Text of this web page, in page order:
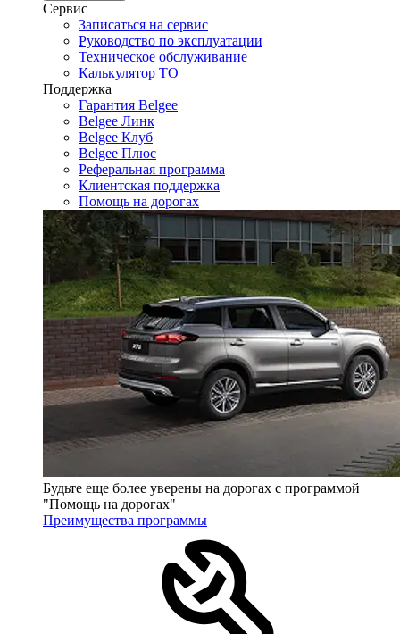
Сервис
Записаться на сервис
Руководство по эксплуатации
Техническое обслуживание
Калькулятор ТО
Поддержка
Гарантия Belgee
Belgee Линк
Belgee Клуб
Belgee Плюс
Реферальная программа
Клиентская поддержка
Помощь на дорогах
Будьте еще более уверены на дорогах с программой
"Помощь на дорогах"
Преимущества программы